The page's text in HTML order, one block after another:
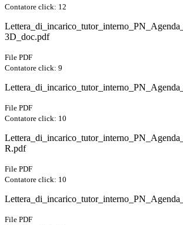
Contatore click: 12
3D_doc.pdf
File PDF
Contatore click: 9
File PDF
Contatore click: 10
R.pdf
File PDF
Contatore click: 10
File PDF